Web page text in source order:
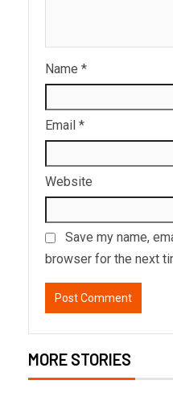
Name *
Email *
Website
Save my name,
browser for the next
MORE STORIES